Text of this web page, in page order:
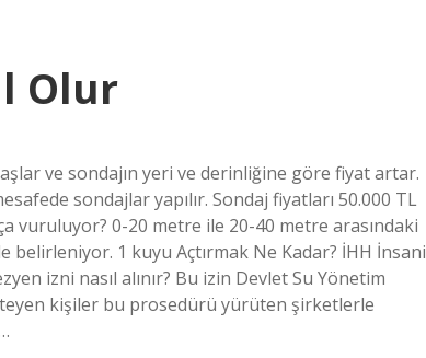
Olur
ve sondajın yeri ve derinliğine göre fiyat artar.
sondajlar yapılır. Sondaj fiyatları 50.000 TL
vuruluyor? 0-20 metre ile 20-40 metre arasındaki
belirleniyor. 1 kuyu Açtırmak Ne Kadar? İHH İnsani
izni nasıl alınır? Bu izin Devlet Su Yönetim
kişiler bu prosedürü yürüten şirketlerle